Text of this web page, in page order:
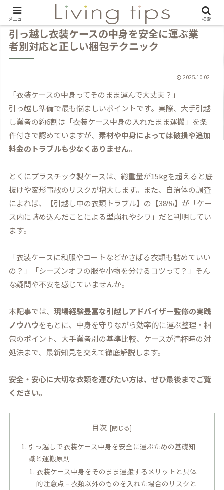
引っ越し衣装ケースの中身を安全に運ぶ業
者別対応と正しい梱包テクニック
2025.10.02
「衣装ケースの中身ってそのまま運んで大丈夫？」
引っ越し準備で最も悩ましいポイントです。実際、大手引越
し業者の約6割は「衣装ケース中身の入れたまま運搬」を条
件付きで認めていますが、素材や中身によっては破損や追加
料金のトラブルも少なくありません。
とくにプラスチック製ケースは、総重量が15kgを超えると底
抜けや変形事故のリスクが増大します。また、自治体の調査
によれば、【引越し中の衣類トラブル】の【38％】が「ケー
ス内に詰め込んだことによる型崩れやシワ」だと判明してい
ます。
「衣装ケースに和服やコートなどかさばる衣類も詰めていい
の？」「シーズンオフの服や小物を分けるコツって？」そん
な疑問や不安を感じていませんか。
本記事では、現場経験豊富な引越しアドバイザー監修の実践
ノウハウをもとに、中身を守りながら効率的に運ぶ整理・梱
包のポイント、大手業者別の基準比較、ケースが満杯時の対
処法まで、最新知見を交えて徹底解説します。
安全・安心に大切な衣類を運びたい方は、ぜひ最後までご覧
ください。
目次
引っ越しで衣装ケース中身を安全に運ぶための基礎知
識と運搬原則
衣装ケース中身をそのまま運搬するメリットと具体
的注意点 – 衣類以外のものを入れた場合のリスクと
メニュー 検索